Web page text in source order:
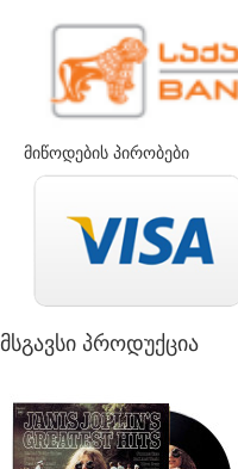
მიწოდების პირობები
მსგავსი პროდუქცია